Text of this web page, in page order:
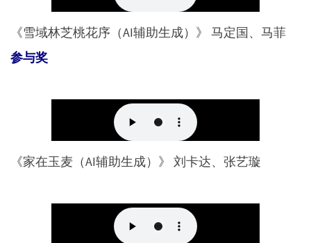
《雪域林芝桃花序（AI辅助生成）》 马定国、马菲
参与奖
《家在玉麦（AI辅助生成）》 刘卡达、张艺璇